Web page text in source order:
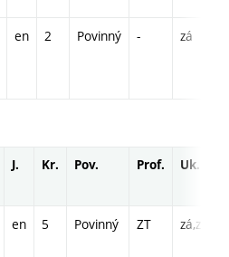
en 2 Povinný - zá
J. Kr. Pov. Prof. Uk.
en 5 Povinný ZT zá,zk